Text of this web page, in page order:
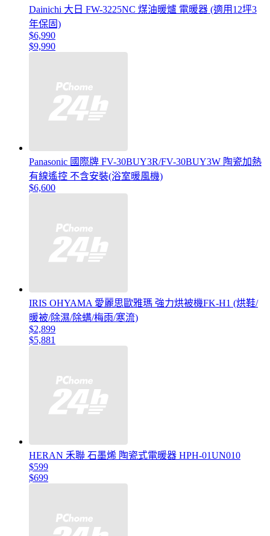
Dainichi 大日 FW-3225NC 煤油暖爐 電暖器 (適用12坪3
年保固)
$6,990
$9,990
Panasonic 國際牌 FV-30BUY3R/FV-30BUY3W 陶瓷加熱
有線遙控 不含安裝(浴室暖風機)
$6,600
IRIS OHYAMA 愛麗思歐雅瑪 強力烘被機FK-H1 (烘鞋/
暖被/除濕/除螨/梅雨/寒流)
$2,899
$5,881
HERAN 禾聯 石墨烯 陶瓷式電暖器 HPH-01UN010
$599
$699